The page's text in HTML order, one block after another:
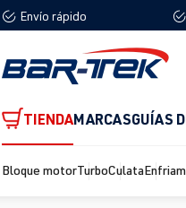
Saltar a la navegación principal
Envío rápido
TIENDAMARCASGUÍAS
Bloque motorTurboCulata